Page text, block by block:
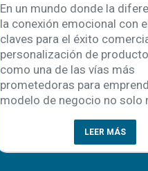
En un mundo donde la
la conexión emocional con
claves para el éxito
personalización de
como una de las vías más
prometedoras para
modelo de negocio no solo
LEER MÁS